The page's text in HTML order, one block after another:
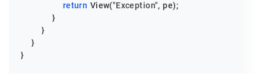
return View("Exception", pe);
            }
        }
    }
}